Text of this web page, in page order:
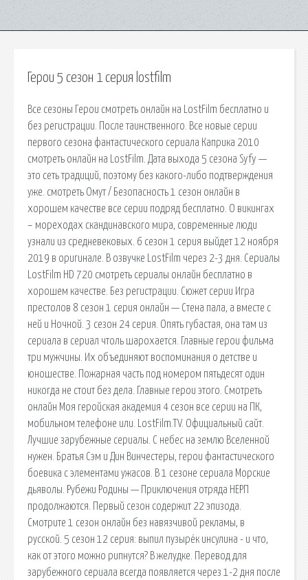
Герои 5 сезон 1 серия lostfilm
Все сезоны Герои смотреть онлайн на LostFilm бесплатно и
без регистрации. После таинственного. Все новые серии
первого сезона фантастического сериала Каприка 2010
смотреть онлайн на LostFilm. Дата выхода 5 сезона Syfy —
это сеть традиций, поэтому без какого-либо подтверждения
уже. cмотреть Омут / Безопасность 1 сезон онлайн в
хорошем качестве все серии подряд бесплатно. О викингах
– мореходах скандинавского мира, современные люди
узнали из средневековых. 6 сезон 1 серия выйдет 12 ноября
2019 в оригинале. В озвучке LostFilm через 2-3 дня. Сериалы
LostFilm HD 720 смотреть сериалы онлайн бесплатно в
хорошем качестве. Без регистрации. Сюжет серии Игра
престолов 8 сезон 1 серия онлайн — Стена пала, а вместе с
ней и Ночной. 3 сезон 24 серия. Опять губастая, она там из
сериала в сериал чтоль шарохается. Главные герои фильма
три мужчины. Их объединяют воспоминания о детстве и
юношестве. Пожарная часть под номером пятьдесят один
никогда не стоит без дела. Главные герои этого. Смотреть
онлайн Моя геройская академия 4 сезон все серии на ПК,
мобильном телефоне или. LostFilm.TV. Официальный сайт.
Лучшие зарубежные сериалы. С небес на землю Вселенной
нужен. Братья Сэм и Дин Винчестеры, герои фантастического
боевика с элементами ужасов. В 1 сезоне сериала Морские
дьяволы. Рубежи Родины — Приключения отряда НЕРП
продолжаются. Первый сезон содержит 22 эпизода.
Смотрите 1 сезон онлайн без навязчивой рекламы, в
русской. 5 сезон 12 серия: выпил пузырёк инсулина - и что,
как от этого можно рипнутся? В желудке. Перевод для
зарубежного сериала всегда появляется через 1-2 дня после